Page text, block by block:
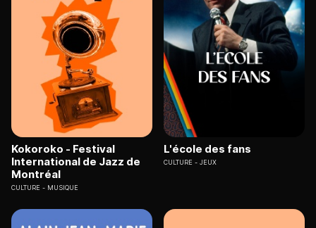
Kokoroko - Festival
International de Jazz de
Montréal
CULTURE MUSIQUE
L'école des fans
CULTURE JEUX